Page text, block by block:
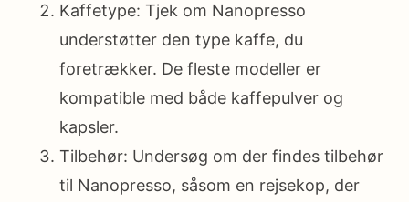
Kaffetype: Tjek om Nanopresso
understøtter den type kaffe, du
foretrækker. De fleste modeller er
kompatible med både kaffepulver og
kapsler.
Tilbehør: Undersøg om der findes tilbehør
til Nanopresso, såsom en rejsekop, der